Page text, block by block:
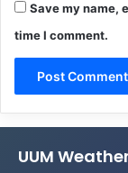
Save my name,
time I comment.
UUM